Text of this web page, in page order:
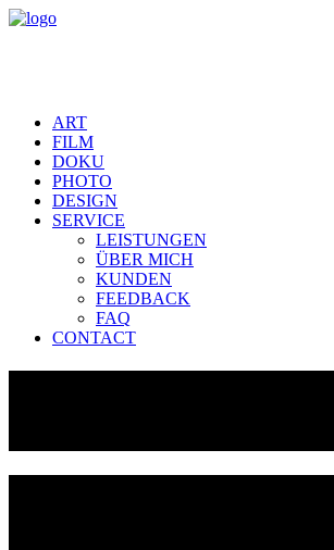
ART
FILM
DOKU
PHOTO
DESIGN
SERVICE
LEISTUNGEN
ÜBER MICH
KUNDEN
FEEDBACK
FAQ
CONTACT